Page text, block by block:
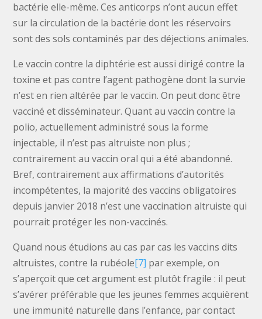
bactérie elle-même. Ces anticorps n’ont aucun effet
sur la circulation de la bactérie dont les réservoirs
sont des sols contaminés par des déjections animales.
Le vaccin contre la diphtérie est aussi dirigé contre la
toxine et pas contre l’agent pathogène dont la survie
n’est en rien altérée par le vaccin. On peut donc être
vacciné et disséminateur. Quant au vaccin contre la
polio, actuellement administré sous la forme
injectable, il n’est pas altruiste non plus ;
contrairement au vaccin oral qui a été abandonné.
Bref, contrairement aux affirmations d’autorités
incompétentes, la majorité des vaccins obligatoires
depuis janvier 2018 n’est une vaccination altruiste qui
pourrait protéger les non-vaccinés.
Quand nous étudions au cas par cas les vaccins dits
altruistes, contre la rubéole[7] par exemple, on
s’aperçoit que cet argument est plutôt fragile : il peut
s’avérer préférable que les jeunes femmes acquièrent
une immunité naturelle dans l’enfance, par contact